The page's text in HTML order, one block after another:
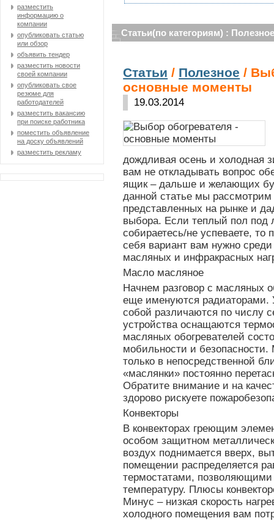
разместить
информацию о
компании
опубликовать статью
или обзор
объявить тендер
разместить новости
своей компании
опубликовать свое
резюме для
работодателей
разместить вакансию
при поиске работника
поместить объявление
на доску объявлений
разместить рекламу
Статьи(по категориям) : Полезное
Статьи / Полезное /
основные моменты
19.03.2014
дождливая осень и холодная
вам не откладывать вопрос
ящик – дальше и желающих
данной статье мы рассмотрим
представленных на рынке и
выбора. Если теплый пол под
собираетесь/не успеваете,
себя вариант вам нужно среди
масляных и инфракрасных
Масло масляное
Начнем разговор с масляных
еще именуются радиаторами.
собой различаются по числу
устройства оснащаются
масляных обогревателей
мобильности и безопасности.
только в непосредственной
«маслянки» постоянно
Обратите внимание и на
здорово рискуете
Конвекторы
В конвекторах греющим
особом защитном
воздух поднимается вверх,
помещении распределяется
термостатами, позволяющими
температуру. Плюсы
Минус – низкая скорость
холодного помещения вам